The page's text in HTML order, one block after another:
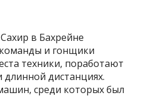
в Бахрейне
и гонщики
техники, поработают
дистанциях.
среди которых был